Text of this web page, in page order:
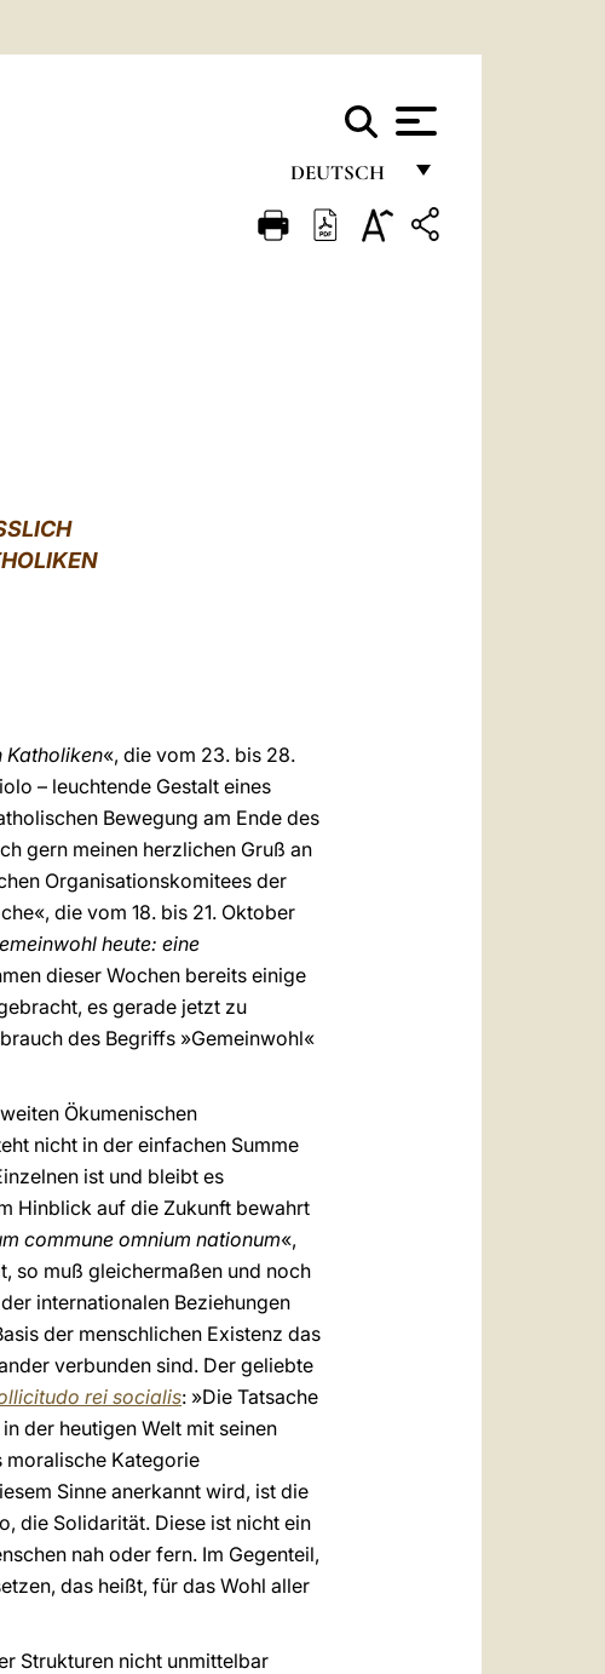
DEUTSCH
FRANÇAIS
Katholiken«, die vom 23. bis 28.
– leuchtende Gestalt eines
Bewegung am Ende des
gern meinen herzlichen Gruß an
Organisationskomitees der
die vom 18. bis 21. Oktober
heute: eine
dieser Wochen bereits einige
es gerade jetzt zu
des Begriffs »Gemeinwohl«
Ökumenischen
nicht in der einfachen Summe
ist und bleibt es
Hinblick auf die Zukunft bewahrt
commune omnium nationum«,
so muß gleichermaßen und noch
internationalen Beziehungen
der menschlichen Existenz das
verbunden sind. Der geliebte
rei socialis: »Die Tatsache
der heutigen Welt mit seinen
moralische Kategorie
Sinne anerkannt wird, ist die
die Solidarität. Diese ist nicht ein
nah oder fern. Im Gegenteil,
das heißt, für das Wohl aller
Strukturen nicht unmittelbar